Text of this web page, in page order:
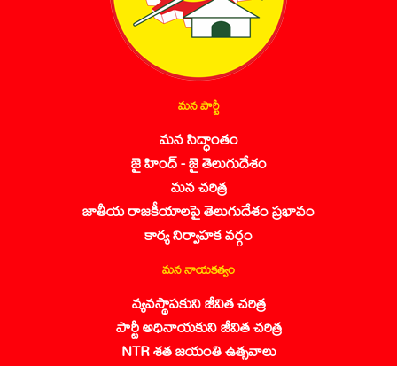
మన పార్టీ
మన సిద్ధాంతం
జై హింద్ - జై తెలుగుదేశం
మన చరిత్ర
జాతీయ రాజకీయాలపై తెలుగుదేశం ప్రభావం
కార్య నిర్వాహక వర్గం
మన నాయకత్వం
వ్యవస్థాపకుని జీవిత చరిత్ర
పార్టీ అధినాయకుని జీవిత చరిత్ర
NTR శత జయంతి ఉత్సవాలు